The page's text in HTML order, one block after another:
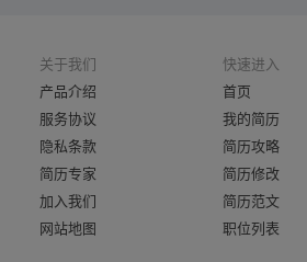
关于我们
产品介绍
服务协议
隐私条款
简历专家
加入我们
网站地图
快速进入
首页
我的简历
简历攻略
简历修改
简历范文
职位列表